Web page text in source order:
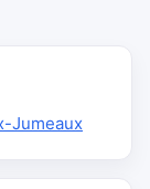
Jumeaux